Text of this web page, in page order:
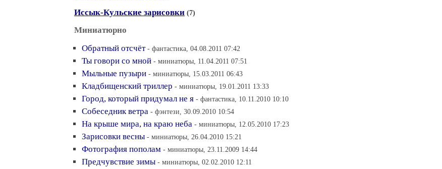
Иссык-Кульские зарисовки (7)
Миниатюрно
Обратный отсчёт - фантастика, 04.08.2011 07:42
Ты говори со мной - миниатюры, 11.04.2011 07:51
Мыльные пузыри - миниатюры, 15.03.2011 06:43
Кладбищенский триллер - миниатюры, 19.01.2011 13:33
Город, который придумал не я - фантастика, 10.11.2010 10:10
Собеседник ветра - фэнтези, 30.09.2010 10:54
На крыше мира, на краю неба - миниатюры, 12.05.2010 17:23
Зарисовки весны - миниатюры, 26.04.2010 15:21
Фотография пополам - миниатюры, 23.11.2009 14:44
Предчувствие зимы - миниатюры, 02.02.2010 12:11